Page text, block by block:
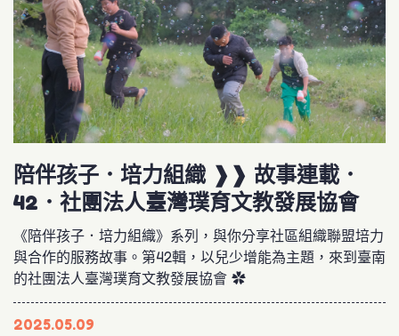
陪伴孩子．培力組織 ❱❱ 故事連載．
42．社團法人臺灣璞育文教發展協會
《陪伴孩子．培力組織》系列，與你分享社區組織聯盟培力
與合作的服務故事。第42輯，以兒少增能為主題，來到臺南
的社團法人臺灣璞育文教發展協會 ✿
2025.05.09